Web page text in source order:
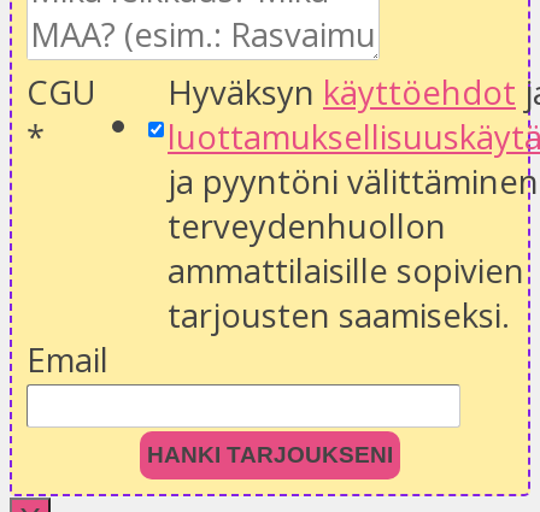
CGU
*
Hyväksyn käyttöehdot
ja pyyntöni välittäminen
terveydenhuollon
ammattilaisille sopivien
tarjousten saamiseksi.
Email
HANKI TARJOUKSENI